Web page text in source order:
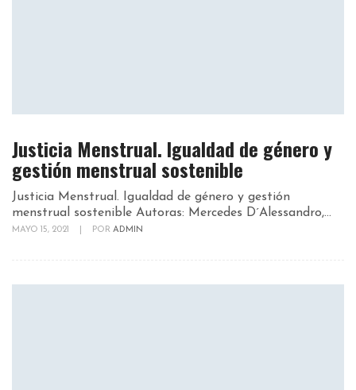
Justicia Menstrual. Igualdad de género y
gestión menstrual sostenible
Justicia Menstrual. Igualdad de género y gestión
menstrual sostenible Autoras: Mercedes D´Alessandro,...
MAYO 15, 2021 POR ADMIN